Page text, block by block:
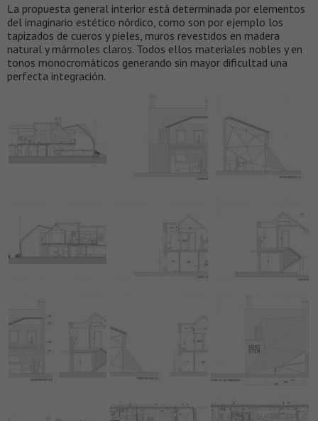
La propuesta general interior está determinada por elementos
del imaginario estético nórdico, como son por ejemplo los
tapizados de cueros y pieles, muros revestidos en madera
natural y mármoles claros. Todos ellos materiales nobles y en
tonos monocromáticos generando sin mayor dificultad una
perfecta integración.